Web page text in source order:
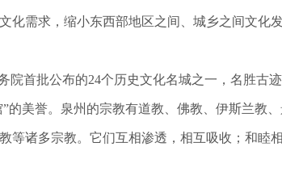
化需求，缩小东西部地区之间、城乡之间文化
首批公布的24个历史文化名城之一，名胜古
的美誉。泉州的宗教有道教、佛教、伊斯兰教
等诸多宗教。它们互相渗透，相互吸收；和睦